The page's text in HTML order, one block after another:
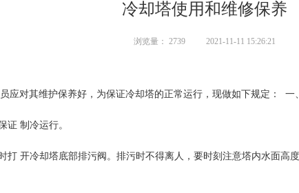
冷却塔使用和维修保养
浏览量： 2739 2021-11-11 15:26:21
应对其维护保养好，为保证冷却塔的正常运行，现做如下规定： 一
证 制冷运行。
打 开冷却塔底部排污阀。排污时不得离人，要时刻注意塔内水面